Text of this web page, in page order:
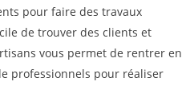
pour faire des travaux
de trouver des clients et
vous permet de rentrer en
professionnels pour réaliser